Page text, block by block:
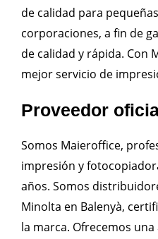
de calidad para
corporaciones, a fin de
de calidad y rápida. Con
mejor servicio de
Proveedor
Somos Maieroffice,
impresión y
años. Somos
Minolta en Balenyà,
la marca. Ofrecemos